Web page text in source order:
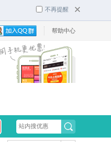
不再提醒
帮助中心